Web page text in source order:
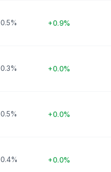
0.5% +0.9%
0.3% +0.0%
0.5% +0.0%
0.4% +0.0%